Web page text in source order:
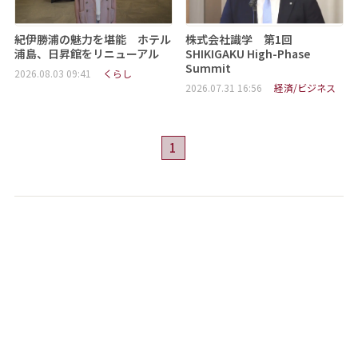
紀伊勝浦の魅力を堪能 ホテル
浦島、日昇館をリニューアル
2026.08.03 09:41 くらし
株式会社識学 第1回
SHIKIGAKU High-Phase
Summit
2026.07.31 16:56 経済/ビジネス
1